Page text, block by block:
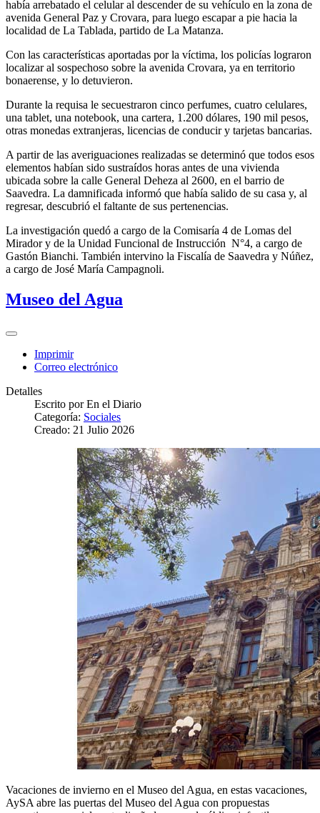
había arrebatado el celular al descender de su vehículo en la zona de
avenida General Paz y Crovara, para luego escapar a pie hacia la
localidad de La Tablada, partido de La Matanza.
Con las características aportadas por la víctima, los policías lograron
localizar al sospechoso sobre la avenida Crovara, ya en territorio
bonaerense, y lo detuvieron.
Durante la requisa le secuestraron cinco perfumes, cuatro celulares,
una tablet, una notebook, una cartera, 1.200 dólares, 190 mil pesos,
otras monedas extranjeras, licencias de conducir y tarjetas bancarias.
A partir de las averiguaciones realizadas se determinó que todos esos
elementos habían sido sustraídos horas antes de una vivienda
ubicada sobre la calle General Deheza al 2600, en el barrio de
Saavedra. La damnificada informó que había salido de su casa y, al
regresar, descubrió el faltante de sus pertenencias.
La investigación quedó a cargo de la Comisaría 4 de Lomas del
Mirador y de la Unidad Funcional de Instrucción N°4, a cargo de
Gastón Bianchi. También intervino la Fiscalía de Saavedra y Núñez,
a cargo de José María Campagnoli.
Museo del Agua
Imprimir
Correo electrónico
Detalles
Escrito porEn el Diario
Categoría: Sociales
Creado: 21 Julio 2026
Vacaciones de invierno en el Museo del Agua, en estas vacaciones,
AySA abre las puertas del Museo del Agua con propuestas